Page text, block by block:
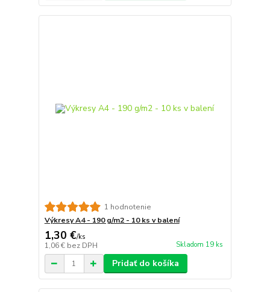
1 hodnotenie
Výkresy A4 - 190 g/m2 - 10 ks v balení
1,30 €/ks
1,06 € bez DPH Skladom 19 ks
Pridať do košíka